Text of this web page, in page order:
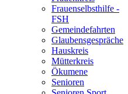
Frauenselbsthilfe -
FSH
Gemeindefahrten
Glaubensgespräche
Hauskreis
Mütterkreis
Ökumene
Senioren